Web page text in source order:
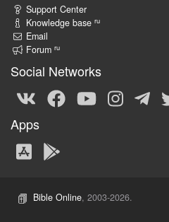
Support Center
Knowledge base ru
Email
Forum ru
Social Networks
Apps
Bible Online, 2003-2026.